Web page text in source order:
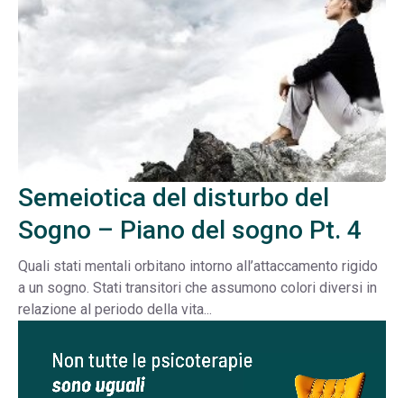
Semeiotica del disturbo del
Sogno – Piano del sogno Pt. 4
Quali stati mentali orbitano intorno all’attaccamento rigido
a un sogno. Stati transitori che assumono colori diversi in
relazione al periodo della vita...